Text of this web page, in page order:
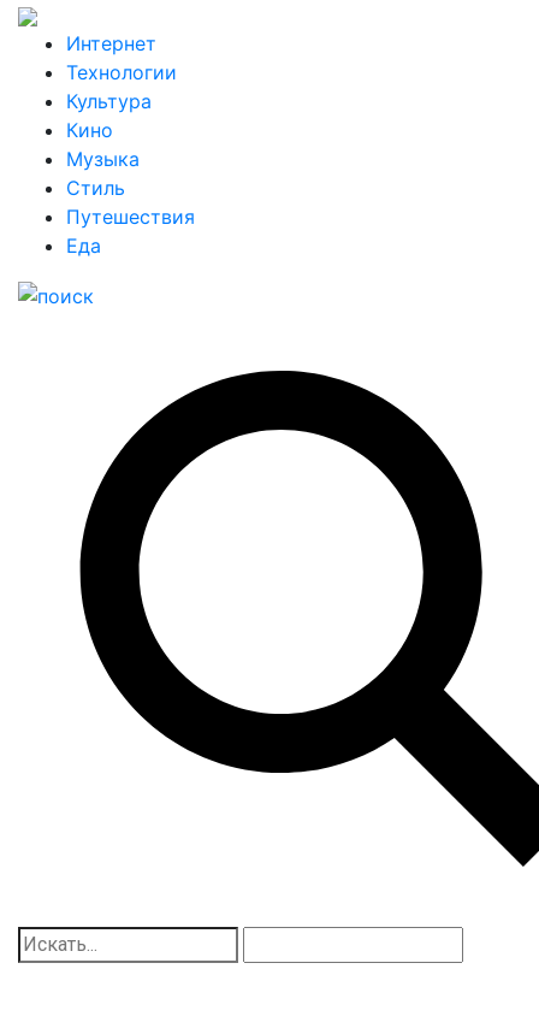
Интернет
Технологии
Культура
Кино
Музыка
Стиль
Путешествия
Еда